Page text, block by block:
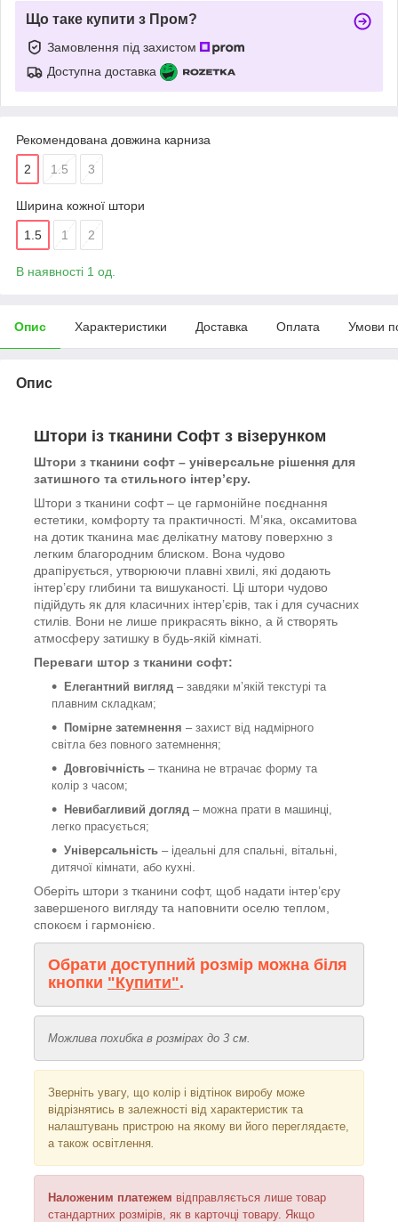
Що таке купити з Пром?
Замовлення під захистом
Доступна доставка
Рекомендована довжина карниза
2 1.5 3
Ширина кожної штори
1.5 1 2
В наявності 1 од.
Опис Характеристики Доставка Оплата Умови
Опис
Штори із тканини Софт з візерунком
Штори з тканини софт – універсальне рішення для
затишного та стильного інтер’єру.
Штори з тканини софт – це гармонійне поєднання
естетики, комфорту та практичності. М’яка, оксамитова
на дотик тканина має делікатну матову поверхню з
легким благородним блиском. Вона чудово
драпірується, утворюючи плавні хвилі, які додають
інтер’єру глибини та вишуканості. Ці штори чудово
підійдуть як для класичних інтер’єрів, так і для сучасних
стилів. Вони не лише прикрасять вікно, а й створять
атмосферу затишку в будь-якій кімнаті.
Переваги штор з тканини софт:
Елегантний вигляд – завдяки м’якій текстурі та
плавним складкам;
Помірне затемнення – захист від надмірного
світла без повного затемнення;
Довговічність – тканина не втрачає форму та
колір з часом;
Невибагливий догляд – можна прати в машинці,
легко прасується;
Універсальність – ідеальні для спальні, вітальні,
дитячої кімнати, або кухні
Оберіть штори з тканини софт, щоб надати інтер’єру
завершеного вигляду та наповнити оселю теплом,
спокоєм і гармонією.
Обрати доступний розмір можна біля
кнопки "Купити".
Можлива похибка в розмірах до 3 см.
Зверніть увагу, що колір і відтінок виробу може
відрізнятись в залежності від характеристик та
налаштувань пристрою на якому ви його переглядаєте,
а також освітлення
Наложеним платежем відправляється лише товар
стандартних розмірів, як в карточці товару. Якщо